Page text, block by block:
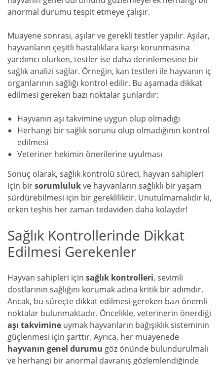
anormal durumu tespit etmeye çalışır.
Muayene sonrası, aşılar ve gerekli testler yapılır. Aşılar,
hayvanların çeşitli hastalıklara karşı korunmasına
yardımcı olurken, testler ise daha derinlemesine bir
sağlık analizi sağlar. Örneğin, kan testleri ile hayvanın iç
organlarının sağlığı kontrol edilir. Bu aşamada dikkat
edilmesi gereken bazı noktalar şunlardır:
Hayvanın aşı takvimine uygun olup olmadığı
Herhangi bir sağlık sorunu olup olmadığının kontrol
edilmesi
Veteriner hekimin önerilerine uyulması
Sonuç olarak, sağlık kontrolü süreci, hayvan sahipleri
için birsorumlulukve hayvanların sağlıklı bir yaşam
sürdürebilmesi için bir gerekliliktir. Unutulmamalıdır ki,
erken teşhis her zaman tedaviden daha kolaydır!
Sağlık Kontrollerinde Dikkat
Edilmesi Gerekenler
Hayvan sahipleri için sağlık kontrolleri, sevimli
dostlarının sağlığını korumak adına kritik bir adımdır.
Ancak, bu süreçte dikkat edilmesi gereken bazı önemli
noktalar bulunmaktadır. Öncelikle, veterinerin önerdiği
aşı takvimine uymak hayvanların bağışıklık sisteminin
güçlenmesi için şarttır. Ayrıca, her muayenede
hayvanın genel durumu göz önünde bulundurulmalı
ve herhangi bir anormal davranış gözlemlendiğinde